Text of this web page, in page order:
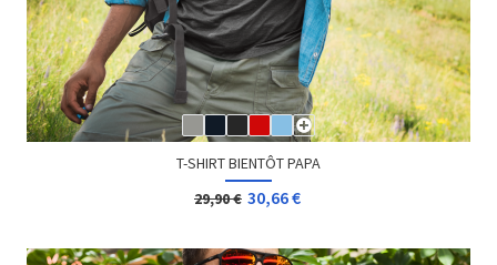
T-SHIRT BIENTÔT PAPA
29,90 € 30,66 €